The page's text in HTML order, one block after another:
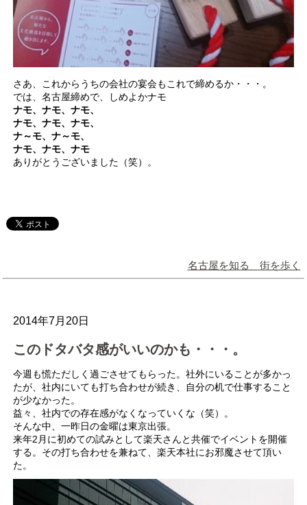
さあ、これからうちの会社の宴会もこれで締めるか・・・。
では、名古屋締めで、しめよかナモ
ナモ、ナモ、ナモ、
ナモ、ナモ、ナモ、
ナ～モ、ナ～モ、
ナモ、ナモ、ナモ
ありがとうございました（笑）。
名古屋を知る 街を歩く
2014年7月20日
このドタバタ感がいいのかも・・・。
今週も慌ただしく過ごさせてもらった。社外にいることが多かっ
たが、社内にいても打ち合わせが続き、自分の机で仕事すること
が少なかった。
益々、社内での存在感がなくなっていくな（笑）。
そんな中、一昨日の金曜は東京出張。
来年2月に初めての試みとして楽天さんと共催でイベントを開催
する。その打ち合わせを兼ねて、楽天本社にお邪魔させて頂い
た。